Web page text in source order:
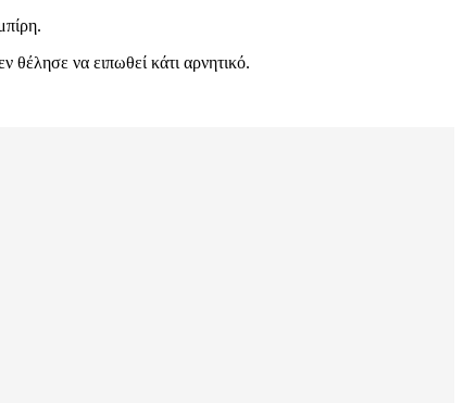
θέλησε να ειπωθεί κάτι αρνητικό.